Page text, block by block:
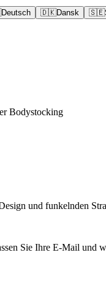
Deutsch 🇩🇰Dansk 🇸🇪
Bodystocking
und funkelnden
Sie Ihre E-Mail und